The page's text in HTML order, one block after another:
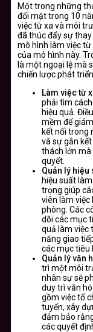
Một trong những
đối mặt trong 10
việc từ xa và môi
đã thúc đẩy sự
mô hình làm việc từ
của mô hình này.
là một ngoại lệ mà
chiến lược phát
Làm việc từ
phải tìm
hiệu quả.
mềm để
kết nối trong
và sự gắn
thách lớn mà
quyết.
Quản lý hiệu
hiệu suất
trọng giúp
viên làm việc
phòng. Các
dõi các mục
quả làm việc
năng giao
các mục tiêu
Quản lý văn
trì một môi
nhân sự sẽ
duy trì văn
gồm việc tổ
tuyến, xây
đảm bảo
các quyết